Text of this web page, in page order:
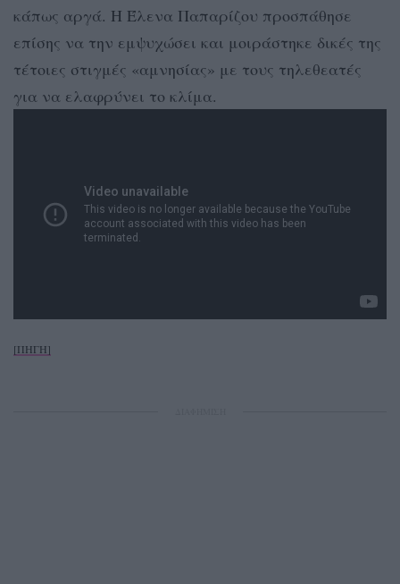
κάπως αργά. Η Έλενα Παπαρίζου προσπάθησε
επίσης να την εμψυχώσει και μοιράστηκε δικές της
τέτοιες στιγμές «αμνησίας» με τους τηλεθεατές
για να ελαφρύνει το κλίμα.
[ΠΗΓΗ]